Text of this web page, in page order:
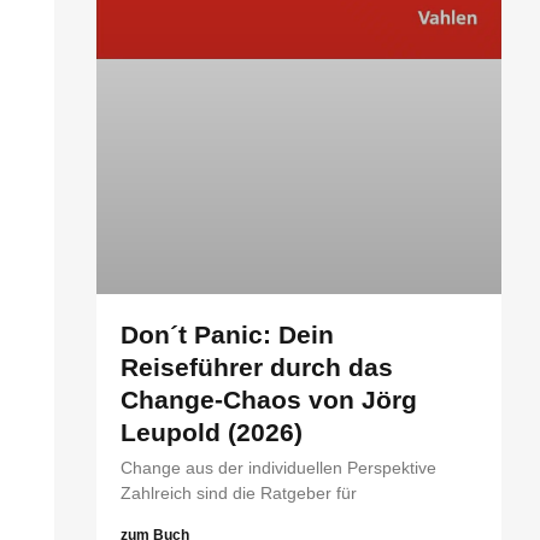
Don´t Panic: Dein
Reiseführer durch das
Change-Chaos von Jörg
Leupold (2026)
Change aus der individuellen Perspektive
Zahlreich sind die Ratgeber für
zum Buch